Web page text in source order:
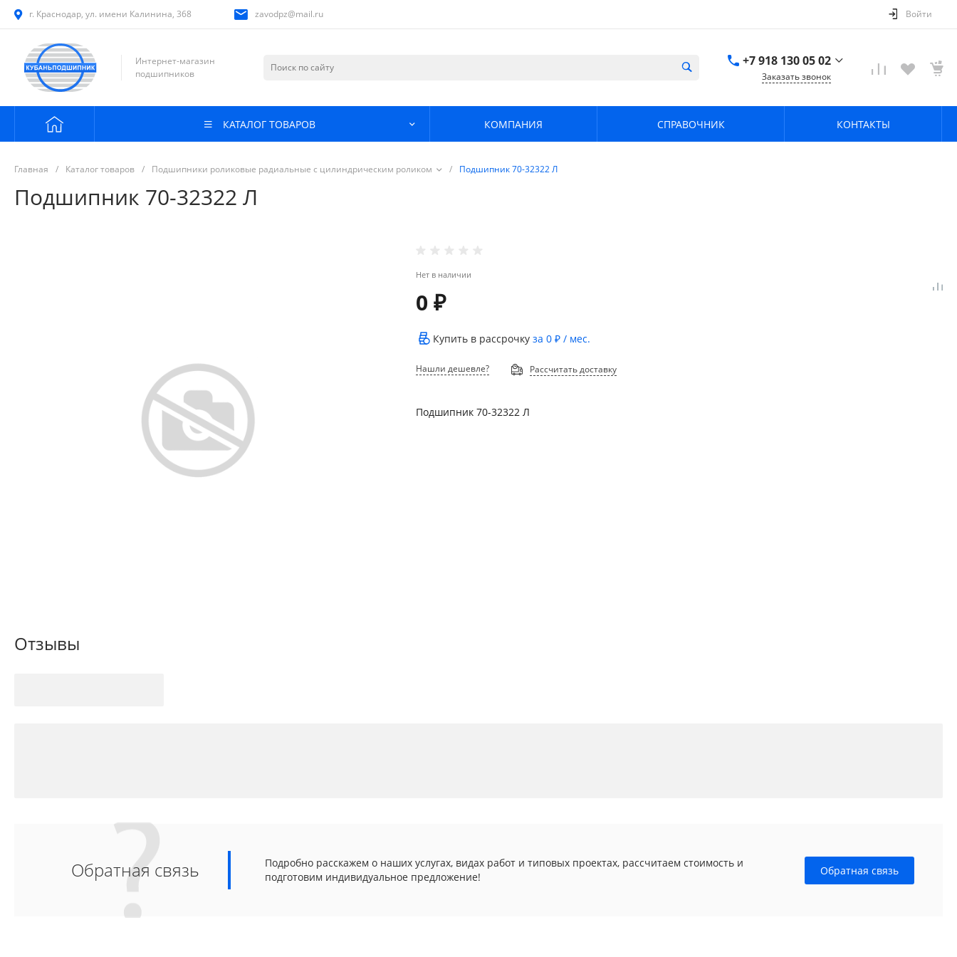
г. Краснодар, ул. имени Калинина, 368 zavodpz@mail.ru Войти
Интернет-магазин
подшипников
+7 918 130 05 02
Заказать звонок
КАТАЛОГ ТОВАРОВ КОМПАНИЯ СПРАВОЧНИК КОНТАКТЫ
Главная / Каталог товаров / Подшипники роликовые радиальные с цилиндрическим роликом / Подшипник 70-32322 Л
Подшипник 70-32322 Л
Нет в наличии
0 ₽
Купить в рассрочкуза0 ₽ / мес.
Нашли дешевле? Рассчитать доставку
Подшипник 70-32322 Л
Отзывы
Обратная связь
Подробно расскажем о наших услугах, видах работ и типовых проектах, рассчитаем стоимость и
подготовим индивидуальное предложение!
Обратная связь